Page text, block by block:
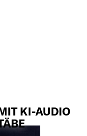
KI-AUDIO